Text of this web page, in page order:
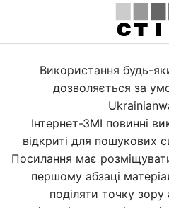
Використання будь-
дозволяється за
Інтернет-ЗМІ повинні
відкриті для пошукових
Посилання має
першому абзаці
поділяти точку зору